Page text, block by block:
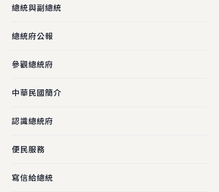
總統與副總統
總統府公報
參觀總統府
中華民國簡介
認識總統府
便民服務
寫信給總統